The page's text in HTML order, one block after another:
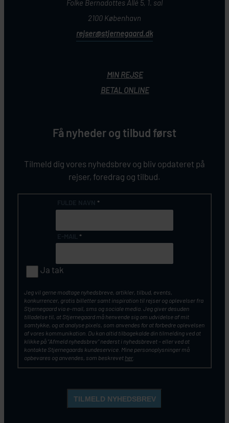
Folke Bernadottes Allé 5, 1. sal
2100 København
rejser@stjernegaard.dk
MIN REJSE
BETAL ONLINE
Få nyheder og tilbud først
Tilmeld dig vores nyhedsbrev og bliv opdateret på
rejser, foredrag og tilbud.
*
*
Ja tak
Jeg vil gerne modtage nyhedsbreve, artikler, tilbud, events,
konkurrencer, gratis billetter samt inspiration til rejser og oplevelser fra
Stjernegaard via e-mail, sms og sociale media. Jeg giver desuden
tilladelse til, at Stjernegaard må henvende sig om udvidelse af mit
samtykke, og at analyse pixels, som anvendes for at forbedre oplevelsen
af vores kommunikation. Du kan altid tilbagekalde din tilmelding ved at
klikke på ”Afmeld nyhedsbrev” nederst i nyhedsbrevet – eller ved at
kontakte Stjernegaards kundeservice. Mine personoplysninger må
opbevares og anvendes, som beskrevet her